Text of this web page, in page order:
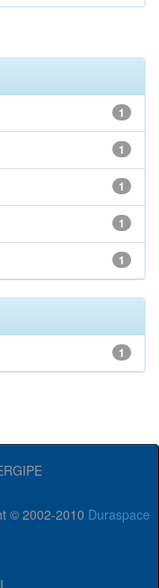
1
1
1
1
1
1
© 2002-2010 Duraspace